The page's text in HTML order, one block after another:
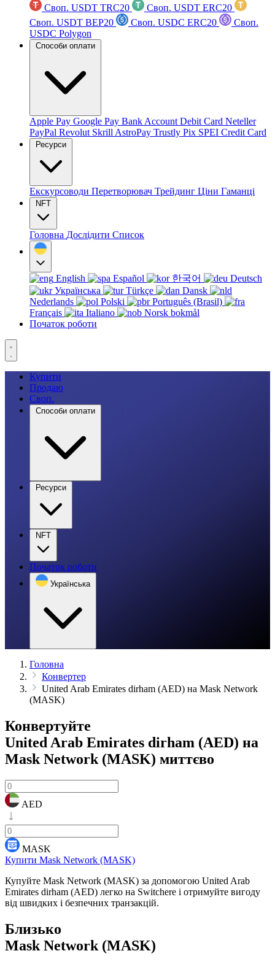
Своп. USDT TRC20
Своп. USDT ERC20
Своп. USDT BEP20
Своп. USDC ERC20
Своп.
USDC Polygon
Способи оплати
Apple Pay Google Pay Bank Account Debit Card Neteller
PayPal Revolut Skrill AstroPay Trustly Pix SPEI Credit Card
Ресурси
Екскурсоводи Перетворювач Трейдинг Ціни Гаманці
NFT
Головна Дослідити Список
English Español 한국어
Deutsch
Українська
Türkçe
Dansk
Nederlands
Polski
Português (Brasil)
Français
Italiano
Norsk bokmål
Початок роботи
Купити
Продаю
Своп.
Способи оплати
Ресурси
NFT
Початок роботи
Українська
Головна
Конвертер
United Arab Emirates dirham (AED) на Mask Network
(MASK)
Конвертуйте
United Arab Emirates dirham (AED) на
Mask Network (MASK) миттєво
AED
MASK
Купити Mask Network (MASK)
Купуйте Mask Network (MASK) за допомогою United Arab
Emirates dirham (AED) легко на Switchere і отримуйте вигоду
від швидких і безпечних транзакцій.
Близько
Mask Network (MASK)